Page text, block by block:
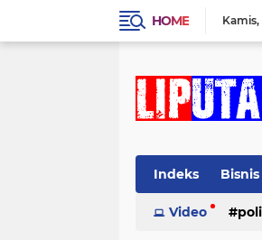
HOME Kamis
Indeks Bisnis
Video